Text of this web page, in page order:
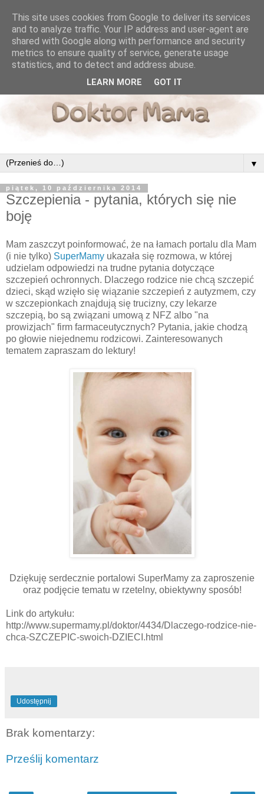
▼
piątek, 10 października 2014
Szczepienia - pytania, których się nie
boję
Mam zaszczyt poinformować, że na łamach portalu dla Mam
(i nie tylko) SuperMamy ukazała się rozmowa, w której
udzielam odpowiedzi na trudne pytania dotyczące
szczepień ochronnych. Dlaczego rodzice nie chcą szczepić
dzieci, skąd wzięło się wiązanie szczepień z autyzmem, czy
w szczepionkach znajdują się trucizny, czy lekarze
szczepią, bo są związani umową z NFZ albo "na
prowizjach" firm farmaceutycznych? Pytania, jakie chodzą
po głowie niejednemu rodzicowi. Zainteresowanych
tematem zapraszam do lektury!
Dziękuję serdecznie portalowi SuperMamy za zaproszenie
oraz podjęcie tematu w rzetelny, obiektywny sposób!
Link do artykułu:
http://www.supermamy.pl/doktor/4434/Dlaczego-rodzice-nie-
chca-SZCZEPIC-swoich-DZIECI.html
Udostępnij
Brak komentarzy:
Prześlij komentarz
This site uses cookies from Google to deliver its services
and to analyze traffic. Your IP address and user-agent are
shared with Google along with performance and security
metrics to ensure quality of service, generate usage
statistics, and to detect and address abuse.
LEARN MORE GOT IT